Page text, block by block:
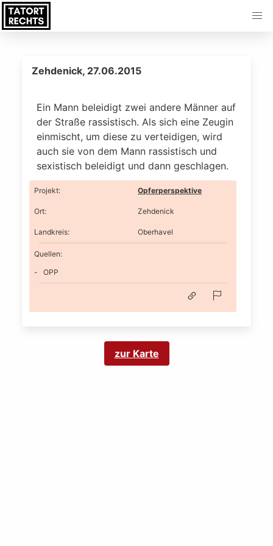
Zehdenick, 27.06.2015
Ein Mann beleidigt zwei andere Männer auf
der Straße rassistisch. Als sich eine Zeugin
einmischt, um diese zu verteidigen, wird
auch sie von dem Mann rassistisch und
sexistisch beleidigt und dann geschlagen.
Projekt: Opferperspektive
Ort: Zehdenick
Landkreis: Oberhavel
Quellen:
OPP
zur Karte